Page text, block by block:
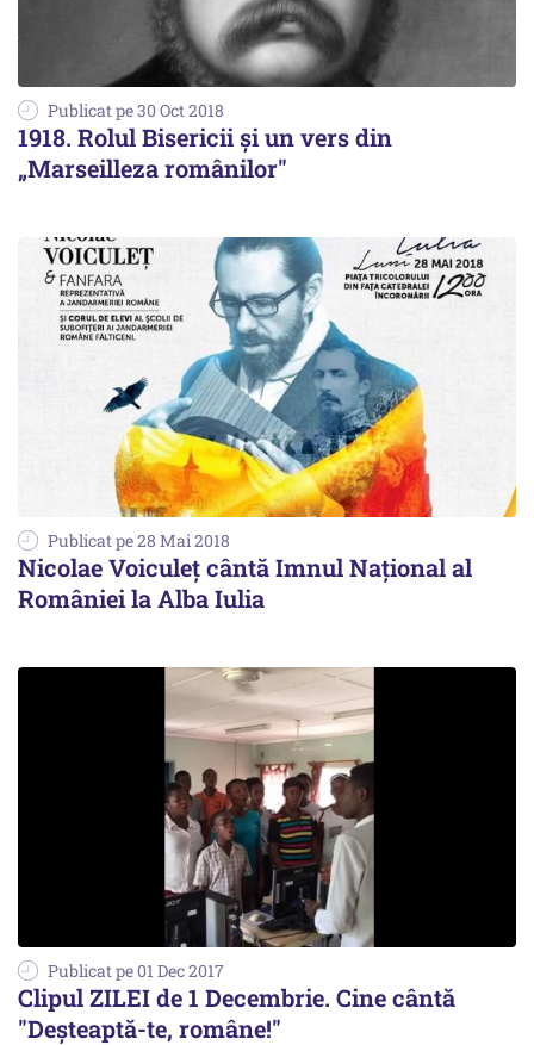
Publicat pe 30 Oct 2018
1918. Rolul Bisericii și un vers din
„Marseilleza românilor"
Publicat pe 28 Mai 2018
Nicolae Voiculeţ cântă Imnul Național al
României la Alba Iulia
Publicat pe 01 Dec 2017
Clipul ZILEI de 1 Decembrie. Cine cântă
"Deșteaptă-te, române!"